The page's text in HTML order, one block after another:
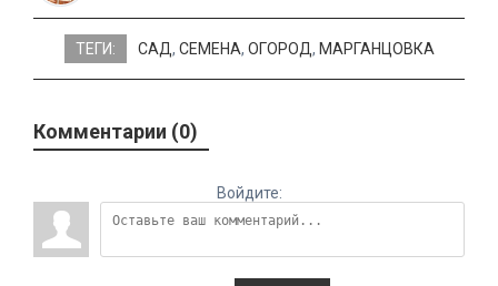
ТЕГИ: САД , СЕМЕНА, ОГОРОД , МАРГАНЦОВКА
Комментарии (0)
Войдите: